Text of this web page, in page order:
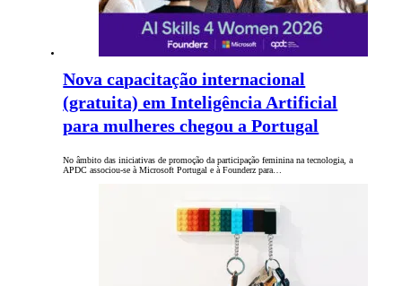
Nova capacitação internacional
(gratuita) em Inteligência Artificial
para mulheres chegou a Portugal
No âmbito das iniciativas de promoção da participação feminina na tecnologia, a
APDC associou-se à Microsoft Portugal e à Founderz para…